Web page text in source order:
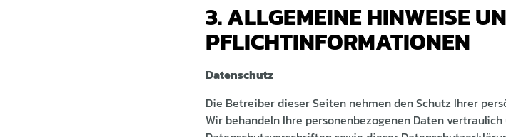
3. ALLGEMEINE HINWEISE
PFLICHTINFORMATIONEN
Datenschutz
Die Betreiber dieser Seiten nehmen den Schutz Ihrer
Wir behandeln Ihre personenbezogenen Daten